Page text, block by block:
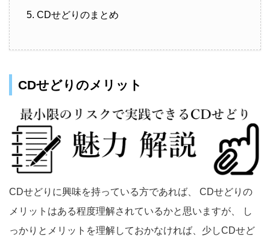
CDせどりのまとめ
CDせどりのメリット
CDせどりに興味を持っている方であれば、 CDせどりの
メリットはある程度理解されているかと思いますが、 し
っかりとメリットを理解しておかなければ、少しCDせど